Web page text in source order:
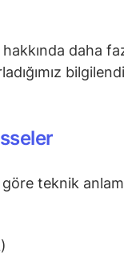
daha
teknik